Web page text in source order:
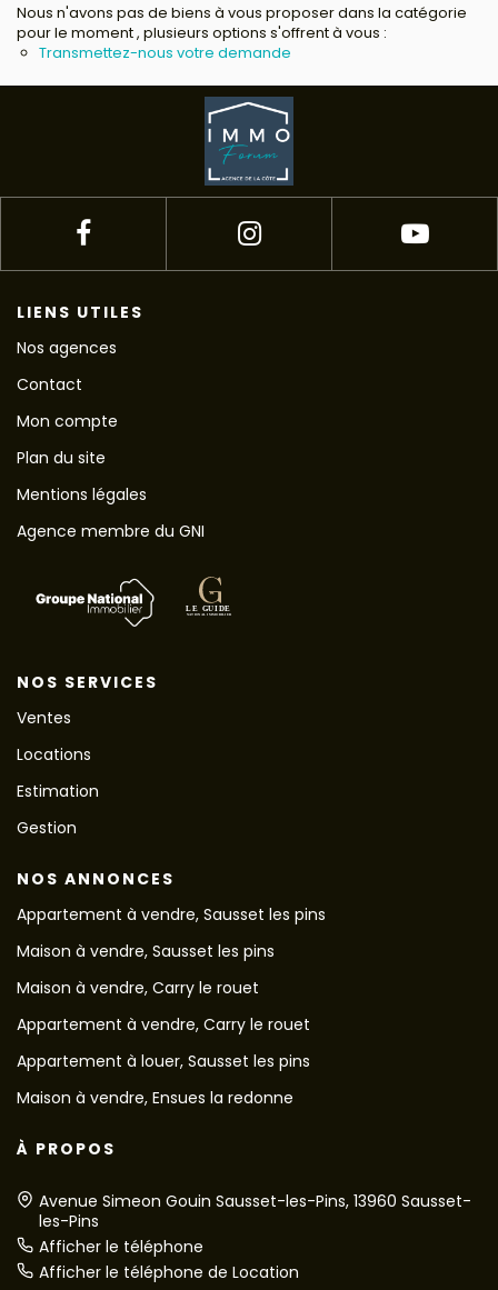
Nous n'avons pas de biens à vous proposer dans la catégorie
pour le moment , plusieurs options s'offrent à vous :
Transmettez-nous votre demande
LIENS UTILES
Nos agences
Contact
Mon compte
Plan du site
Mentions légales
Agence membre du GNI
NOS SERVICES
Ventes
Locations
Estimation
Gestion
NOS ANNONCES
Appartement à vendre, Sausset les pins
Maison à vendre, Sausset les pins
Maison à vendre, Carry le rouet
Appartement à vendre, Carry le rouet
Appartement à louer, Sausset les pins
Maison à vendre, Ensues la redonne
À PROPOS
Avenue Simeon Gouin Sausset-les-Pins, 13960 Sausset-
les-Pins
Afficher le téléphone
Afficher le téléphone de Location